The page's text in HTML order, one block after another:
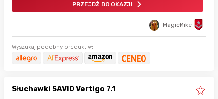
PRZEJDŹ DO OKAZJI
MagicMike
Wyszukaj podobny produkt w:
Słuchawki SAVIO Vertigo 7.1